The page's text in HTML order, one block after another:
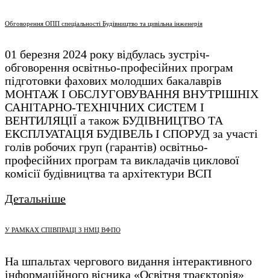
Обговорення ОПП спеціальності Будівництво та цивільна інженерія
01 березня 2024 року відбулась зустріч-
обговорення освітньо-професійних програм
підготовки фахових молодших бакалаврів
МОНТАЖ І ОБСЛУГОВУВАННЯ ВНУТРІШНІХ
САНІТАРНО-ТЕХНІЧНИХ СИСТЕМ І
ВЕНТИЛЯЦІЇ а також БУДІВНИЦТВО ТА
ЕКСПЛУАТАЦІЯ БУДІВЕЛЬ І СПОРУД за участі
голів робочих груп (гарантів) освітньо-
професійних програм та викладачів циклової
комісії будівництва та архітектури ВСП
Детальніше
У РАМКАХ СПІВПРАЦІ З НМЦ ВФПО
На шпальтах чергового видання інтерактивного
інформаційного вісника «Освітня траєкторія»